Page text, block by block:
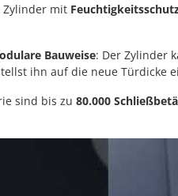
mit
Bauweise: Der Zylinder
ihn auf die neue Türdicke
sind bis zu 80.000